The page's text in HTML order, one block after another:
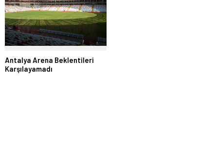
Antalya Arena Beklentileri
Karşılayamadı